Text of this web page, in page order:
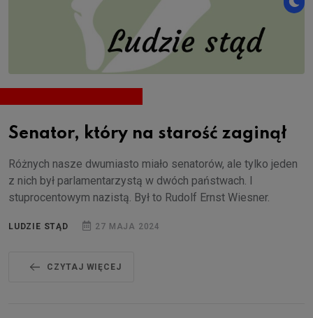
Senator, który na starość zaginął
Różnych nasze dwumiasto miało senatorów, ale tylko jeden
z nich był parlamentarzystą w dwóch państwach. I
stuprocentowym nazistą. Był to Rudolf Ernst Wiesner.
LUDZIE STĄD 27 MAJA 2024
CZYTAJ WIĘCEJ